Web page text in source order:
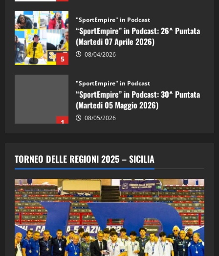
5
“SportEmpire” in Podcast: 26^ Puntata
(Martedi 07 Aprile 2026)
1
“SportEmpire” in Podcast: 30^ Puntata
(Martedi 05 Maggio 2026)
2
“SportEmpire” in Podcast: 29^ Puntata
(Martedi 28 Aprile 2026)
3
"SportEmpire" in Podcast
“SportEmpire” in Podcast: 28^ Puntata
(Martedi 21 Aprile 2026)
21/04/2026
TORNEO DELLE REGIONI 2025 – SICILIA